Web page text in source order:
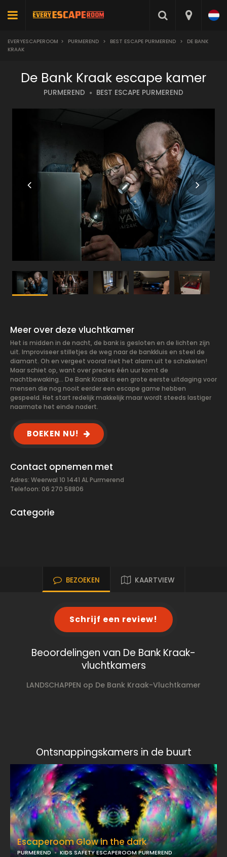
EVERYESCAPEROOM > PURMEREND > BEST ESCAPE PURMEREND >
DE BANK
KRAAK
De Bank Kraak escape kamer
PURMEREND BEST ESCAPE PURMEREND
Meer over deze vluchtkamer
Het is midden in de nacht, de bank is gesloten en de lichten zijn
uit. Improviseer stilletjes de weg naar de bankkluis en steel de
diamant. Oh en vergeet vooral niet het alarm uit te schakelen!
Maar schiet op, want over precies één uur komt de
nachtbewaking… De Bank Kraak is een grote eerste uitdaging voor
mensen die nog nooit eerder een escape game hebben
gespeeld. Het start redelijk makkelijk maar wordt steeds lastiger
naarmate het einde nadert.
BOEKEN NU!
Contact opnemen met
Adres: Weerwal 10 1441 AL Purmerend
Telefoon: 06 270 58806
Categorie
BEZOEKEN KAARTVIEW
Schrijf een review!
Beoordelingen van De Bank Kraak-
vluchtkamers
LANDSCHAPPEN op De Bank Kraak-Vluchtkamer
Ontsnappingskamers in de buurt
Escaperoom Glow in the dark
PURMEREND KIDS SAFETY ESCAPEROOM PURMEREND